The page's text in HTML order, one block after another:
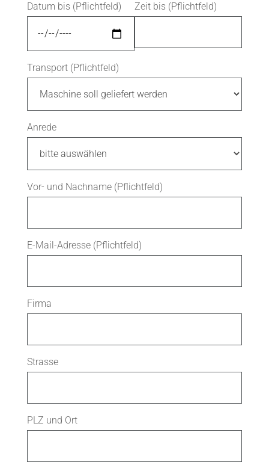
Datum bis (Pflichtfeld) Zeit bis (Pflichtfeld)
Transport (Pflichtfeld)
Anrede
Vor- und Nachname (Pflichtfeld)
E-Mail-Adresse (Pflichtfeld)
Firma
Strasse
PLZ und Ort